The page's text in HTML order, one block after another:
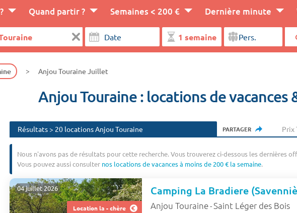
Quand partir ? Semaines < 200 € Dernière minute
Anjou Touraine Juillet
Anjou Touraine : locations de
Résultats > 20 locations Anjou Touraine PARTAGER Prix
Nous n'avons pas de résultats pour cette recherche. Vous trouverez ci-dessous les dernières
Vous pouvez aussi consulter nos locations de vacances à moins de 200 € la semaine.
Location la - chère
04 juillet 2026 Camping La Bradiere
Anjou Touraine-Saint Léger des Bois